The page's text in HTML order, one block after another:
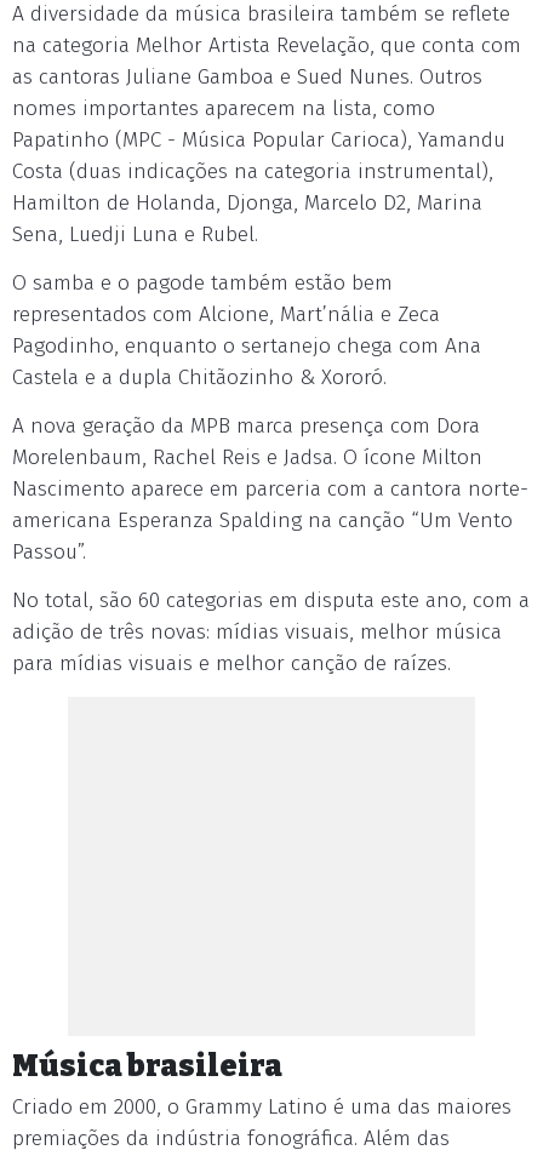
A diversidade da música brasileira também se reflete
na categoria Melhor Artista Revelação, que conta com
as cantoras Juliane Gamboa e Sued Nunes. Outros
nomes importantes aparecem na lista, como
Papatinho (MPC - Música Popular Carioca), Yamandu
Costa (duas indicações na categoria instrumental),
Hamilton de Holanda, Djonga, Marcelo D2, Marina
Sena, Luedji Luna e Rubel.
O samba e o pagode também estão bem
representados com Alcione, Mart’nália e Zeca
Pagodinho, enquanto o sertanejo chega com Ana
Castela e a dupla Chitãozinho & Xororó.
A nova geração da MPB marca presença com Dora
Morelenbaum, Rachel Reis e Jadsa. O ícone Milton
Nascimento aparece em parceria com a cantora norte-
americana Esperanza Spalding na canção “Um Vento
Passou”.
No total, são 60 categorias em disputa este ano, com a
adição de três novas: mídias visuais, melhor música
para mídias visuais e melhor canção de raízes.
Música brasileira
Criado em 2000, o Grammy Latino é uma das maiores
premiações da indústria fonográfica. Além das